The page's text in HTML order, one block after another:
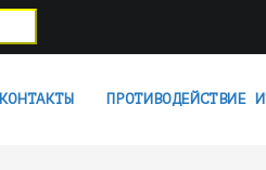
КОНТАКТЫ ПРОТИВОДЕЙСТВИЕ